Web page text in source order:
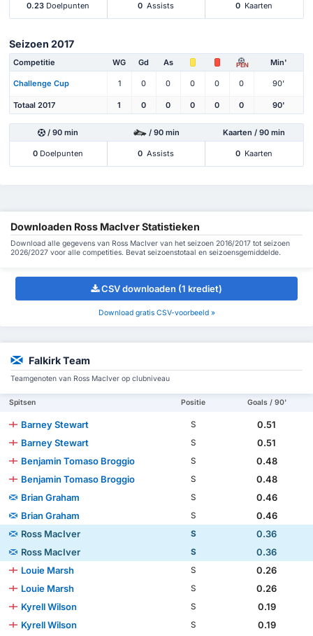
0.23 Doelpunten 0 Assists 0 Kaarten
Seizoen 2017
Competitie WG Gd As PEN Min'
Challenge Cup 1 0 0 0 0 0 90'
Totaal 2017 1 0 0 0 0 0 90'
/ 90 min / 90 min Kaarten / 90 min
0 Doelpunten 0 Assists 0 Kaarten
Downloaden Ross MacIver Statistieken
Download alle gegevens van Ross MacIver van het seizoen 2016/2017 tot seizoen
2026/2027 voor alle competities. Bevat seizoenstotaal en seizoensgemiddelde.
CSV downloaden (1 krediet)
Download gratis CSV-voorbeeld »
Falkirk Team
Teamgenoten van Ross MacIver op clubniveau
Spitsen Positie Goals / 90'
Barney Stewart S
0.51
Barney Stewart
S
0.51
Benjamin Tomaso Broggio
S
0.48
Benjamin Tomaso Broggio
S
0.48
Brian Graham
S
0.46
Brian Graham
S
0.46
Ross MacIver
S
0.36
Ross MacIver
S
0.36
Louie Marsh
S
0.26
Louie Marsh
S
0.26
Kyrell Wilson
S
0.19
Kyrell Wilson
S 0.19